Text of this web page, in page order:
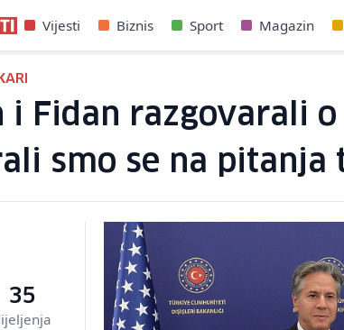
Vijesti Biznis Sport Magazin
i Fidan razgovarali
smo se na pitanja
35